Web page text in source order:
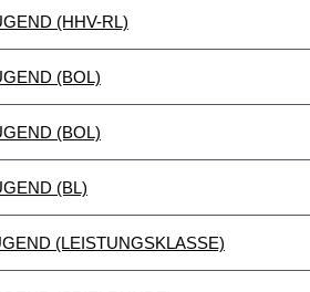
(HHV-RL)
(BOL)
(BOL)
(BL)
(LEISTUNGSKLASSE)